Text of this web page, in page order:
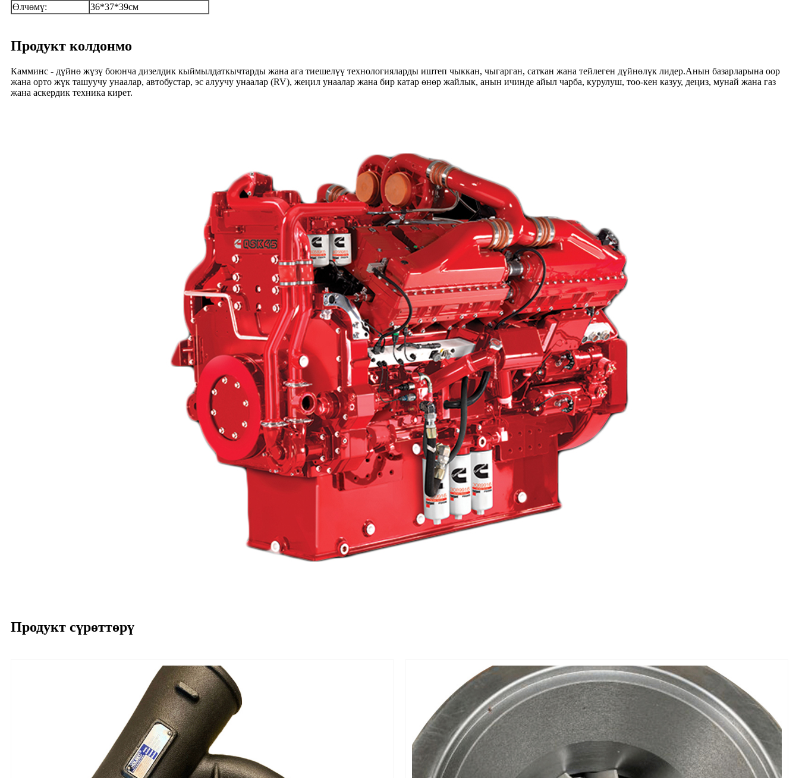
Өлчөмү:
36*37*39см
Продукт колдонмо
Камминс - дүйнө жүзү боюнча дизелдик кыймылдаткычтарды жана ага тиешелүү технологияларды иштеп чыккан, чыгарган, саткан жана тейлеген дүйнөлүк лидер.Анын базарларына оор
жана орто жүк ташуучу унаалар, автобустар, эс алуучу унаалар (RV), жеңил унаалар жана бир катар өнөр жайлык, анын ичинде айыл чарба, курулуш, тоо-кен казуу, деңиз, мунай жана газ
жана аскердик техника кирет.
Продукт сүрөттөрү